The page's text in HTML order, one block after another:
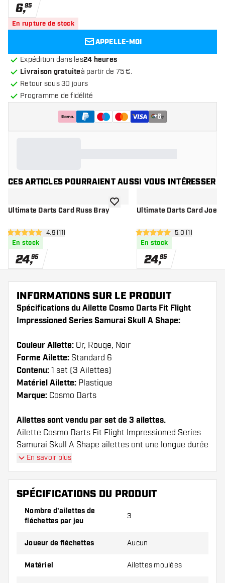
6,95
En rupture de stock
APPELLE-MOI
Expédition dans les24 heures
Livraison gratuiteà partir de 75 €.
Retour sous 30 jours
Programme de fidélité
+6
CES ARTICLES POURRAIENT AUSSI VOUS INTÉRESSER
Ultimate Darts Card Russ Bray
ouvrir le panneau des avis
4.9 étoiles de notation
4.9 (11)
En stock
24,95
ajouter à la liste de souhaits
Ultimate Darts Card Joe
ouvrir le
5 étoiles de notation
5.0 (1)
En stock
24,95
INFORMATIONS SUR LE PRODUIT
Spécifications du Ailette Cosmo Darts Fit Flight
Impressioned Series Samurai Skull A Shape:
Couleur Ailette: Or, Rouge, Noir
Forme Ailette: Standard 6
Contenu: 1 set (3 Ailettes)
Matériel Ailette: Plastique
Marque: Cosmo Darts
Ailettes sont vendu par set de 3 ailettes.
Ailette Cosmo Darts Fit Flight Impressioned Series
Samurai Skull A Shape ailettes ont une longue durée
de vie. Ces ailettes ne peuvent être utilisées qu'avec
les tiges Cosmo Fit.
Conseil de Dartshopper !
Veillez à disposer d'un grand nombre d'ailettes
et de tiges. Ils peuvent être endommagés ou
cassés à l'usage.
Essayez une forme, un matériau ou une
En savoir plus
SPÉCIFICATIONS DU PRODUIT
Nombre d'ailettes de
fléchettes par jeu
3
Joueur de fléchettes Aucun
Matériel Ailettes moulées